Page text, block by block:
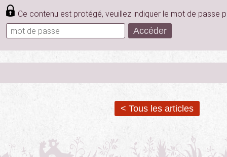
Ce contenu est protégé, veuillez indiquer le mot de passe
< Tous les articles